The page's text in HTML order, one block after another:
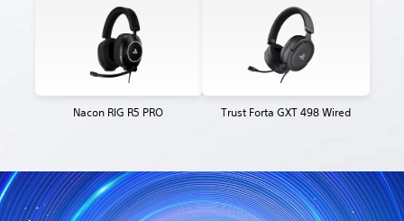
Nacon RIG R5 PRO Trust Forta GXT 498 Wired